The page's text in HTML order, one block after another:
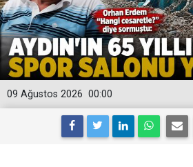
00:00
09 Ağustos 2026